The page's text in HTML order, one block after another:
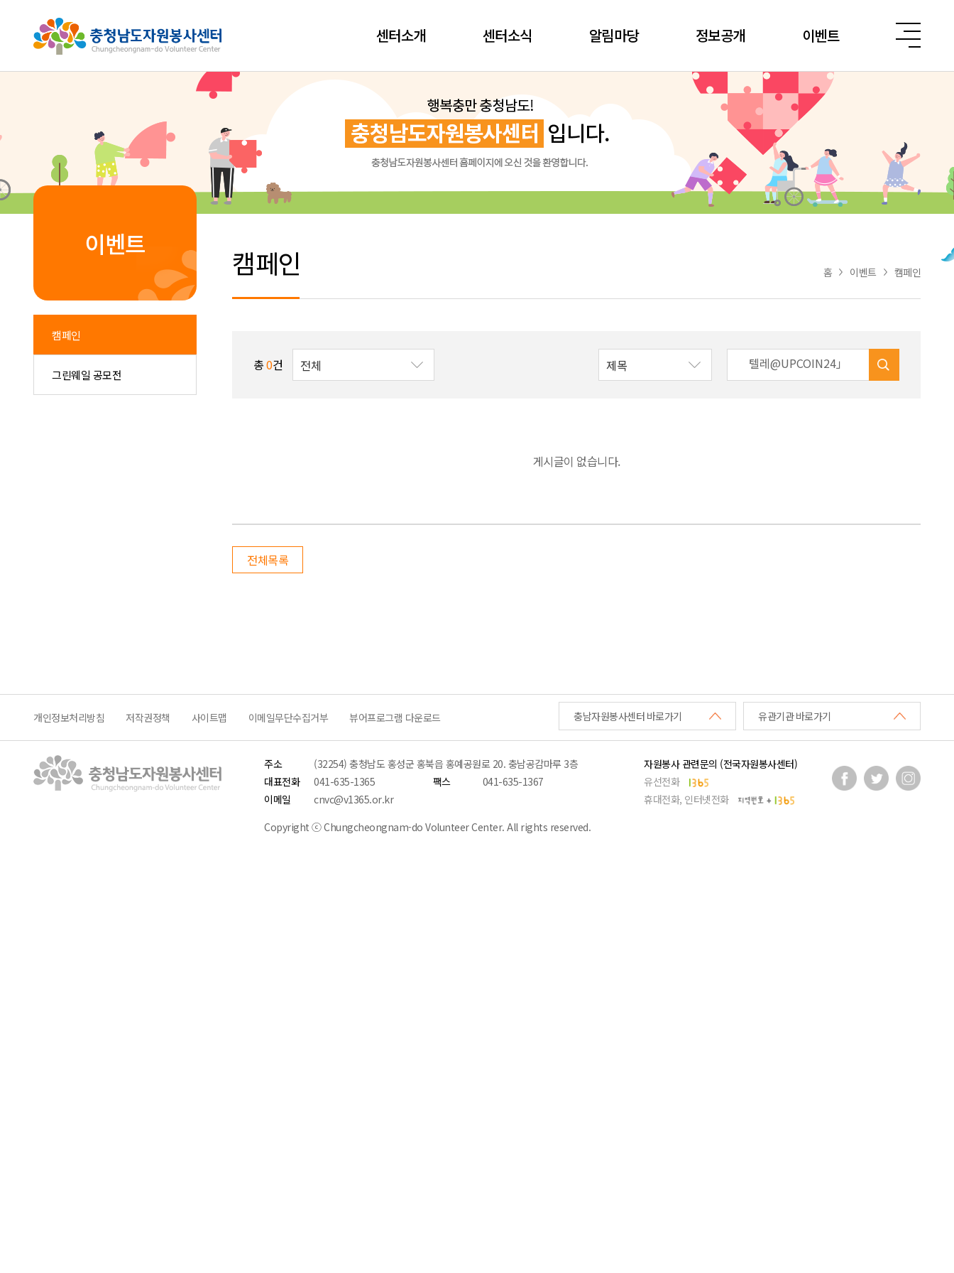
센터소개 센터소식 알림마당 정보공개 이벤트
이벤트
캠페인
그린웨일 공모전
캠페인 홈 이벤트 캠페인
총0건
게시글이 없습니다.
전체목록
개인정보처리방침 저작권정책 사이트맵 이메일무단수집거부 뷰어프로그램 다운로드 충남자원봉사센터 바로가기 유관기관 바로가기
주소
(32254) 충청남도 홍성군 홍북읍 홍예공원로 20. 충남공감마루 3층
대표전화
041-635-1365 팩스
041-635-1367
이메일
cnvc@v1365.or.kr
자원봉사 관련문의 (전국자원봉사센터)
유선전화
휴대전화, 인터넷전화
Copyright ⓒ Chungcheongnam-do Volunteer Center. All rights reserved.